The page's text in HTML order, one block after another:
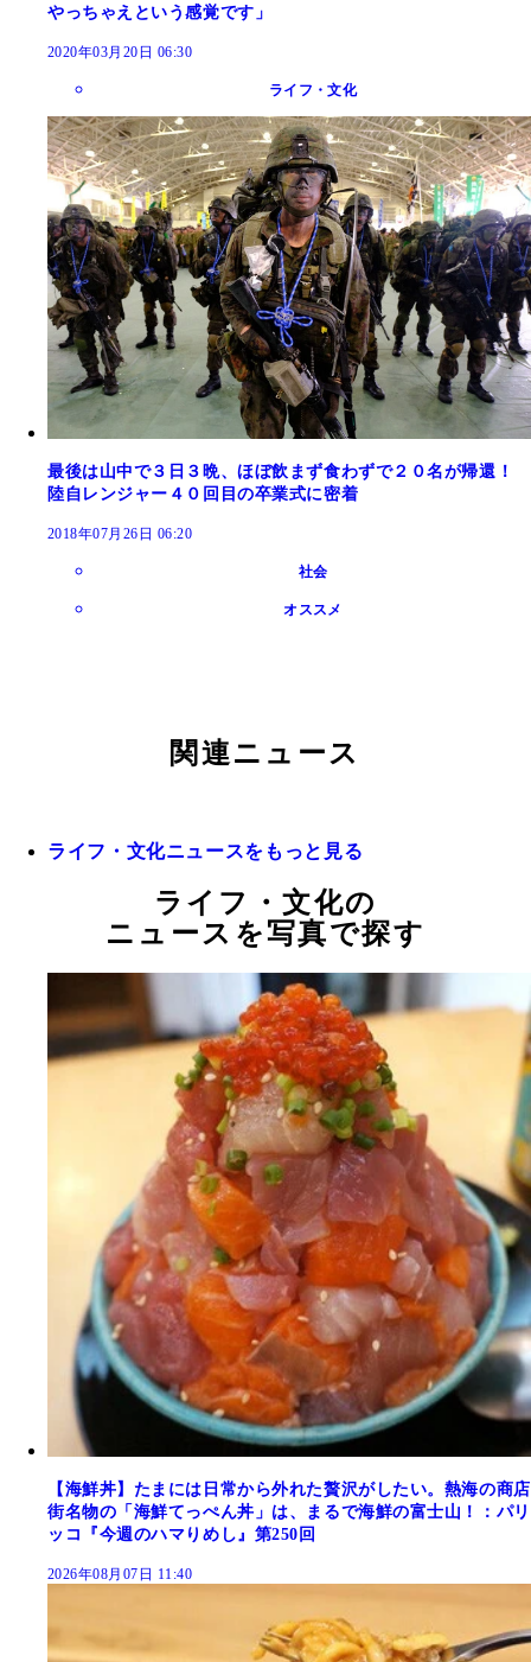
やっちゃえという感覚です」
2020年03月20日 06:30
ライフ・文化
最後は山中で３日３晩、ほぼ飲まず食わずで２０名が帰還！
陸自レンジャー４０回目の卒業式に密着
2018年07月26日 06:20
社会
オススメ
関連ニュース
ライフ・文化ニュースをもっと見る
ライフ・文化の
ニュースを写真で探す
【海鮮丼】たまには日常から外れた贅沢がしたい。熱海の商店
街名物の「海鮮てっぺん丼」は、まるで海鮮の富士山！：パリ
ッコ『今週のハマりめし』第250回
2026年08月07日 11:40